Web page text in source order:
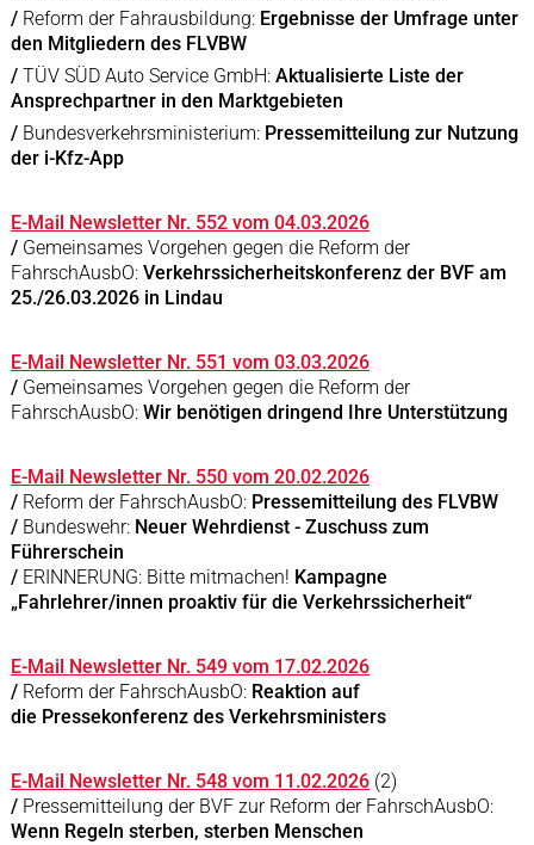
/ Reform der Fahrausbildung: Ergebnisse der Umfrage unter
den Mitgliedern des FLVBW
/ TÜV SÜD Auto Service GmbH: Aktualisierte Liste der
Ansprechpartner in den Marktgebieten
/ Bundesverkehrsministerium: Pressemitteilung zur Nutzung
der i-Kfz-App
E-Mail Newsletter Nr. 552 vom 04.03.2026
/Gemeinsames Vorgehen gegen die Reform der
FahrschAusbO:Verkehrssicherheitskonferenz der BVF am
25./26.03.2026 in Lindau
E-Mail Newsletter Nr. 551 vom 03.03.2026
/ Gemeinsames Vorgehen gegen die Reform der
FahrschAusbO:Wir benötigen dringend Ihre Unterstützung
E-Mail Newsletter Nr. 550 vom 20.02.2026
/ Reform der FahrschAusbO: Pressemitteilung des FLVBW
/ Bundeswehr: Neuer Wehrdienst - Zuschuss zum
Führerschein
/ ERINNERUNG: Bitte mitmachen! Kampagne
„Fahrlehrer/innen proaktiv für die Verkehrssicherheit“
E-Mail Newsletter Nr. 549 vom 17.02.2026
/ Reform der FahrschAusbO:Reaktion auf
die Pressekonferenz des Verkehrsministers
E-Mail Newsletter Nr. 548 vom 11.02.2026(2)
/ Pressemitteilung der BVF zur Reform der FahrschAusbO:
Wenn Regeln sterben, sterben Menschen